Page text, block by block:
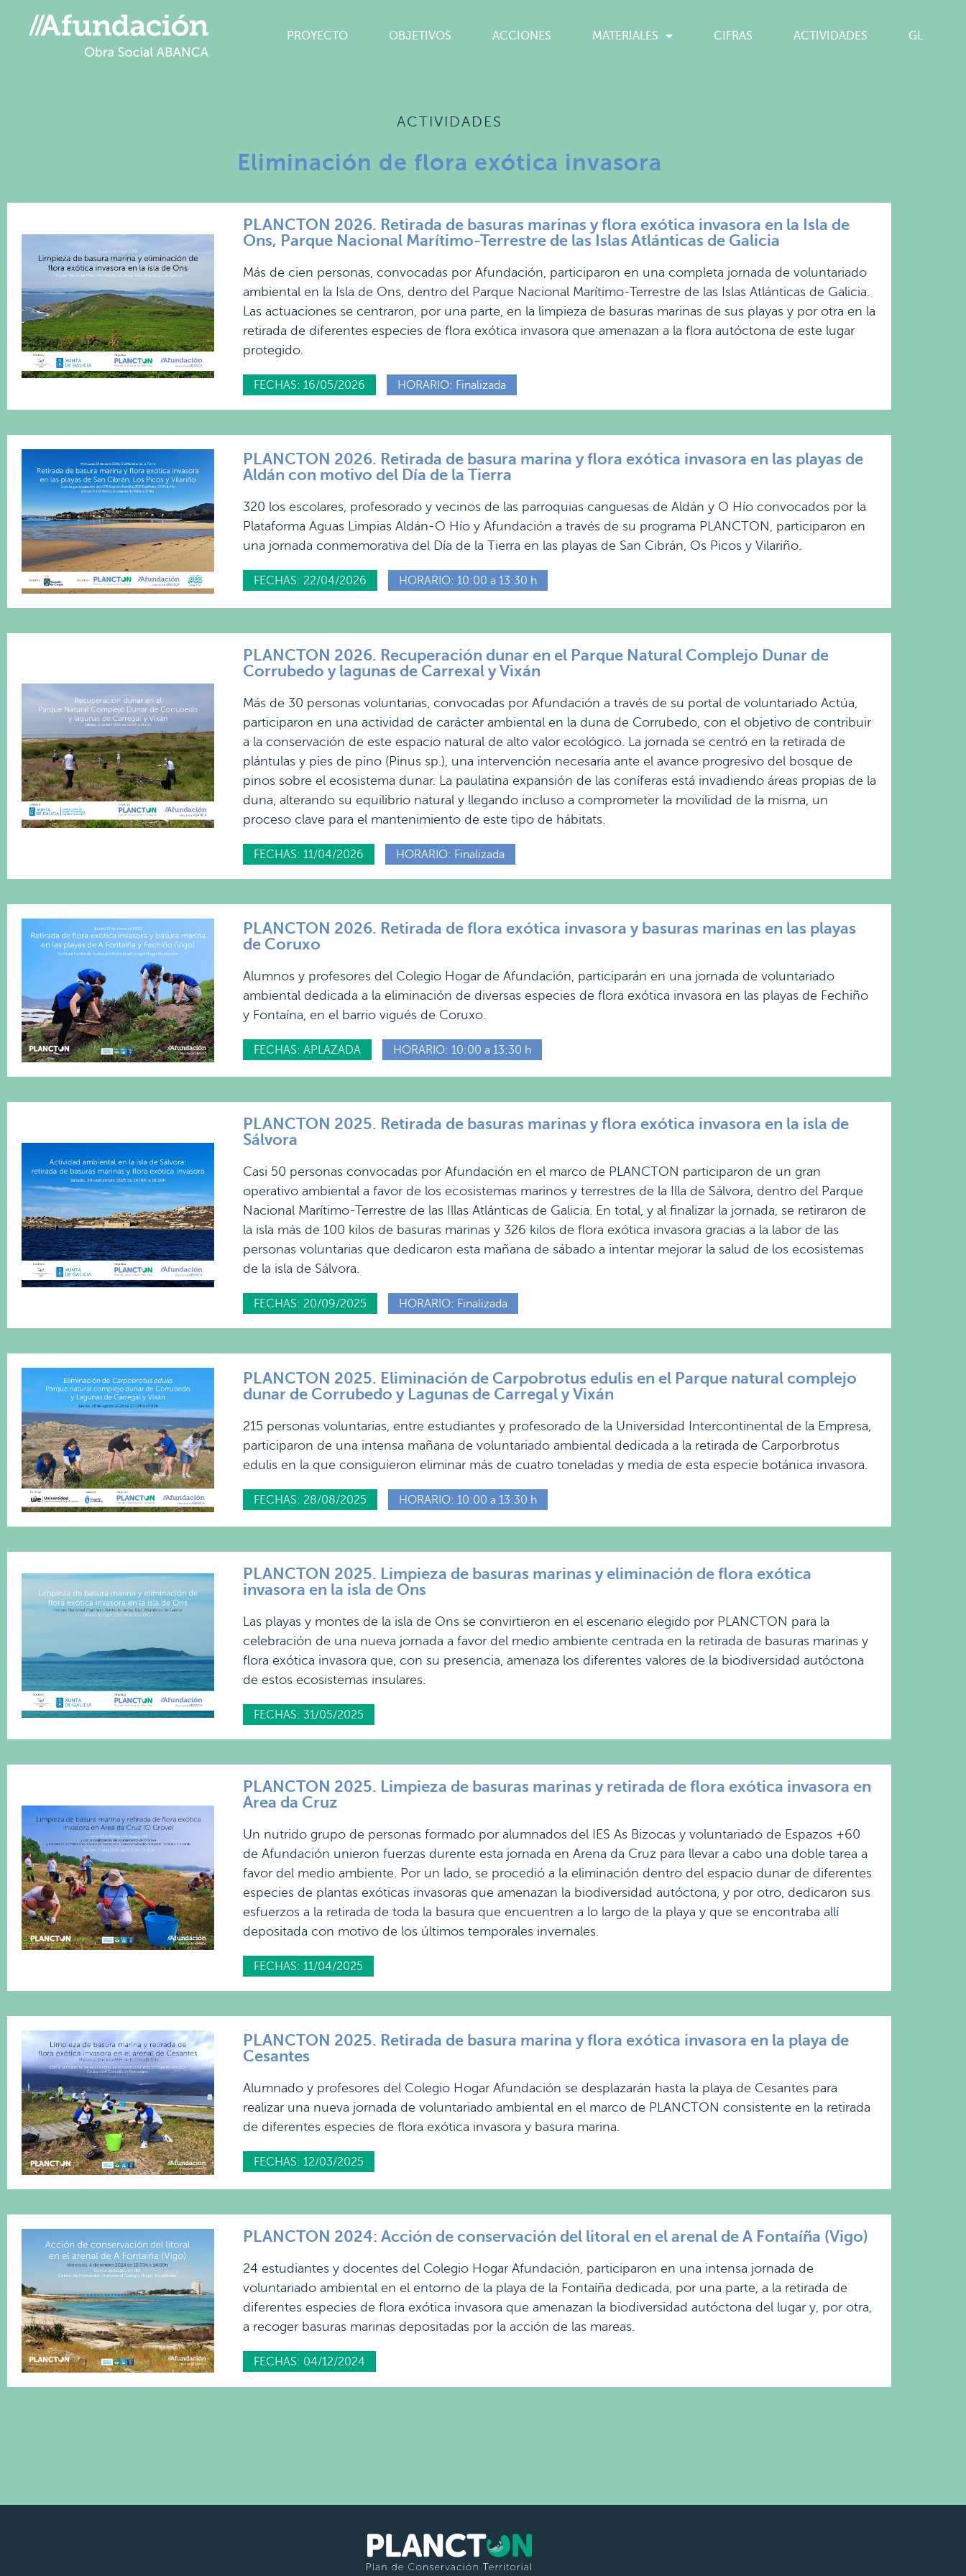
PROYECTO OBJETIVOS ACCIONES MATERIALES CIFRAS ACTIVIDADES GL
ACTIVIDADES
Eliminación de flora exótica invasora
PLANCTON 2026. Retirada de basuras marinas y flora exótica invasora en la Isla de
Ons, Parque Nacional Marítimo-Terrestre de las Islas Atlánticas de Galicia
Más de cien personas, convocadas por Afundación, participaron en una completa jornada de voluntariado
ambiental en la Isla de Ons, dentro del Parque Nacional Marítimo-Terrestre de las Islas Atlánticas de Galicia.
Las actuaciones se centraron, por una parte, en la limpieza de basuras marinas de sus playas y por otra en la
retirada de diferentes especies de flora exótica invasora que amenazan a la flora autóctona de este lugar
protegido.
FECHAS: 16/05/2026 HORARIO: Finalizada
PLANCTON 2026. Retirada de basura marina y flora exótica invasora en las playas de
Aldán con motivo del Día de la Tierra
320 los escolares, profesorado y vecinos de las parroquias canguesas de Aldán y O Hío convocados por la
Plataforma Aguas Limpias Aldán-O Hío y Afundación a través de su programa PLANCTON, participaron en
una jornada conmemorativa del Día de la Tierra en las playas de San Cibrán, Os Picos y Vilariño.
FECHAS: 22/04/2026 HORARIO: 10:00 a 13:30 h
PLANCTON 2026. Recuperación dunar en el Parque Natural Complejo Dunar de
Corrubedo y lagunas de Carrexal y Vixán
Más de 30 personas voluntarias, convocadas por Afundación a través de su portal de voluntariado Actúa,
participaron en una actividad de carácter ambiental en la duna de Corrubedo, con el objetivo de contribuir
a la conservación de este espacio natural de alto valor ecológico. La jornada se centró en la retirada de
plántulas y pies de pino (Pinus sp.), una intervención necesaria ante el avance progresivo del bosque de
pinos sobre el ecosistema dunar. La paulatina expansión de las coníferas está invadiendo áreas propias de la
duna, alterando su equilibrio natural y llegando incluso a comprometer la movilidad de la misma, un
proceso clave para el mantenimiento de este tipo de hábitats.
FECHAS: 11/04/2026 HORARIO: Finalizada
PLANCTON 2026. Retirada de flora exótica invasora y basuras marinas en las playas
de Coruxo
Alumnos y profesores del Colegio Hogar de Afundación, participarán en una jornada de voluntariado
ambiental dedicada a la eliminación de diversas especies de flora exótica invasora en las playas de Fechiño
y Fontaína, en el barrio vigués de Coruxo.
FECHAS: APLAZADA HORARIO: 10:00 a 13:30 h
PLANCTON 2025. Retirada de basuras marinas y flora exótica invasora en la isla de
Sálvora
Casi 50 personas convocadas por Afundación en el marco de PLANCTON participaron de un gran
operativo ambiental a favor de los ecosistemas marinos y terrestres de la Illa de Sálvora, dentro del Parque
Nacional Marítimo-Terrestre de las Illas Atlánticas de Galicia. En total, y al finalizar la jornada, se retiraron de
la isla más de 100 kilos de basuras marinas y 326 kilos de flora exótica invasora gracias a la labor de las
personas voluntarias que dedicaron esta mañana de sábado a intentar mejorar la salud de los ecosistemas
de la isla de Sálvora.
FECHAS: 20/09/2025 HORARIO: Finalizada
PLANCTON 2025. Eliminación de Carpobrotus edulis en el Parque natural complejo
dunar de Corrubedo y Lagunas de Carregal y Vixán
215 personas voluntarias, entre estudiantes y profesorado de la Universidad Intercontinental de la Empresa,
participaron de una intensa mañana de voluntariado ambiental dedicada a la retirada de Carporbrotus
edulis en la que consiguieron eliminar más de cuatro toneladas y media de esta especie botánica invasora.
FECHAS: 28/08/2025 HORARIO: 10:00 a 13:30 h
PLANCTON 2025. Limpieza de basuras marinas y eliminación de flora exótica
invasora en la isla de Ons
Las playas y montes de la isla de Ons se convirtieron en el escenario elegido por PLANCTON para la
celebración de una nueva jornada a favor del medio ambiente centrada en la retirada de basuras marinas y
flora exótica invasora que, con su presencia, amenaza los diferentes valores de la biodiversidad autóctona
de estos ecosistemas insulares.
FECHAS: 31/05/2025
PLANCTON 2025. Limpieza de basuras marinas y retirada de flora exótica invasora en
Area da Cruz
Un nutrido grupo de personas formado por alumnados del IES As Bizocas y voluntariado de Espazos +60
de Afundación unieron fuerzas durente esta jornada en Arena da Cruz para llevar a cabo una doble tarea a
favor del medio ambiente. Por un lado, se procedió a la eliminación dentro del espacio dunar de diferentes
especies de plantas exóticas invasoras que amenazan la biodiversidad autóctona, y por otro, dedicaron sus
esfuerzos a la retirada de toda la basura que encuentren a lo largo de la playa y que se encontraba allí
depositada con motivo de los últimos temporales invernales.
FECHAS: 11/04/2025
PLANCTON 2025. Retirada de basura marina y flora exótica invasora en la playa de
Cesantes
Alumnado y profesores del Colegio Hogar Afundación se desplazarán hasta la playa de Cesantes para
realizar una nueva jornada de voluntariado ambiental en el marco de PLANCTON consistente en la retirada
de diferentes especies de flora exótica invasora y basura marina.
FECHAS: 12/03/2025
PLANCTON 2024: Acción de conservación del litoral en el arenal de A Fontaíña (Vigo)
24 estudiantes y docentes del Colegio Hogar Afundación, participaron en una intensa jornada de
voluntariado ambiental en el entorno de la playa de la Fontaíña dedicada, por una parte, a la retirada de
diferentes especies de flora exótica invasora que amenazan la biodiversidad autóctona del lugar y, por otra,
a recoger basuras marinas depositadas por la acción de las mareas.
FECHAS: 04/12/2024